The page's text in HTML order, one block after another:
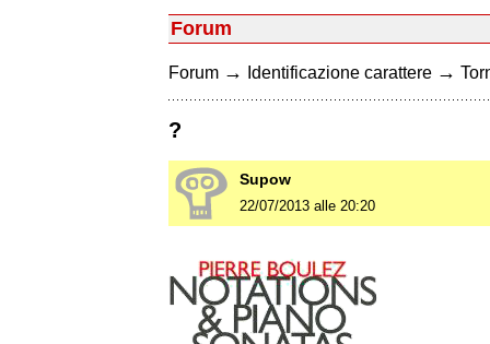
Forum
Forum → Identificazione carattere →
?
Supow
22/07/2013 alle 20:20